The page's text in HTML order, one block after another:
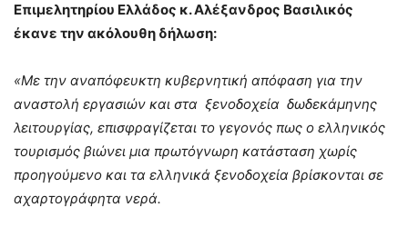
Επιμελητηρίου Ελλάδος κ. Αλέξανδρος Βασιλικός
έκανε την ακόλουθη δήλωση:
«Με την αναπόφευκτη κυβερνητική απόφαση για την
αναστολή εργασιών και στα ξενοδοχεία δωδεκάμηνης
λειτουργίας, επισφραγίζεται το γεγονός πως ο ελληνικός
τουρισμός βιώνει μια πρωτόγνωρη κατάσταση χωρίς
προηγούμενο και τα ελληνικά ξενοδοχεία βρίσκονται σε
αχαρτογράφητα νερά.